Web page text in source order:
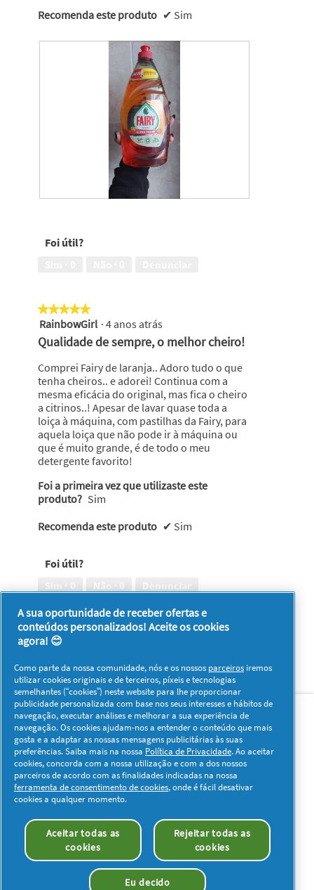
Recomenda este produto ✔ Sim
h
c
a
p
r
e
f
e
r
i
d
a
o
i
a
E
s
t
a
a
c
ç
ã
o
i
á
a
r
u
a
a
n
e
a
m
o
d
a
l
.
Foi útil?
★★★★★
★★★★★
5
em
5
RainbowGirl · 4 anos atrás
Qualidade de sempre, o melhor cheiro!
Comprei Fairy de laranja.. Adoro tudo o que
tenha cheiros.. e adorei! Continua com a
mesma eficácia do original, mas fica o cheiro
a citrinos..! Apesar de lavar quase toda a
loiça à máquina, com pastilhas da Fairy, para
aquela loiça que não pode ir à máquina ou
que é muito grande, é de todo o meu
detergente favorito!
Foi a primeira vez que utilizaste este
produto? Sim
Recomenda este produto ✔ Sim
Foi útil?
Sim · 0 Não · 0 Denunciar
1–8 de 12 análises
Anterior
◄
Sobre nós Contacto Visitar www.pg.com
Redes Sociais
Os meus dados Privacidade
Sobre os Cookies
Termos e Condições
Declaração de Acessibilidade
© 2026 Procter & Gamble. Todos os direitos reservados. O uso e
acesso à informação presentes neste site estão sujeitos aos
termos e condições definidos no nosso acordo legal.
A sua oportunidade de receber ofertas e
conteúdos personalizados! Aceite os cookies
agora! 😊
Como parte da nossa comunidade, nós e os nossos parceiros iremos
utilizar cookies originais e de terceiros, píxeis e tecnologias
semelhantes (“cookies”) neste website para lhe proporcionar
publicidade personalizada com base nos seus interesses e hábitos de
navegação, executar análises e melhorar a sua experiência de
navegação. Os cookies ajudam-nos a entender o conteúdo que mais
gosta e a adaptar as nossas mensagens publicitárias às suas
preferências. Saiba mais na nossa Política de Privacidade. Ao aceitar
cookies, concorda com a nossa utilização e com a dos nossos
parceiros de acordo com as finalidades indicadas na nossa
ferramenta de consentimento de cookies, onde é fácil desativar
cookies a qualquer momento.
Aceitar todas as
cookies
Rejeitar todas as
cookies
Eu decido